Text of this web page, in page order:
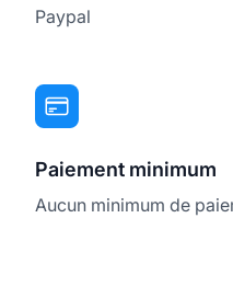
Paypal
Paiement minimum
Aucun minimum de